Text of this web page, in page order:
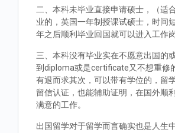
二、本科未毕业直接申请硕士，（适
业的，英国一年制授课试硕士，时间
年之后顺利毕业回国就可以进入工作
三、本科没有毕业实在不愿意出国的
到diploma或是certificate又不想重修
有退而求其次，可以带有学位的，留
留信认证，也能辅助证明，在国外顺
满意的工作。
出国留学对于留学而言确实也是人生